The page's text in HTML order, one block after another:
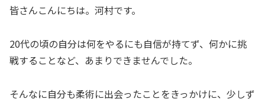
皆さんこんにちは。河村です。
20代の頃の自分は何をやるにも自信が持てず、何かに挑
戦することなど、あまりできませんでした。
そんなに自分も柔術に出会ったことをきっかけに、少しず